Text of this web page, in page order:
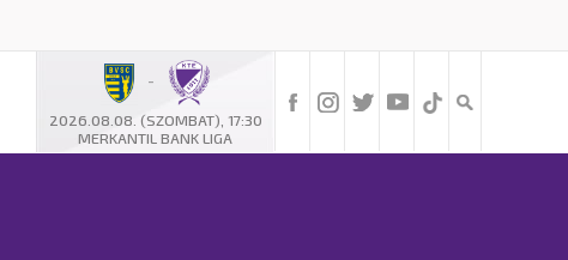
-
2026.08.08. (SZOMBAT), 17:30
MERKANTIL BANK LIGA